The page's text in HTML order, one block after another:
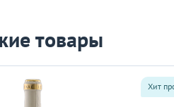
товары
Хит